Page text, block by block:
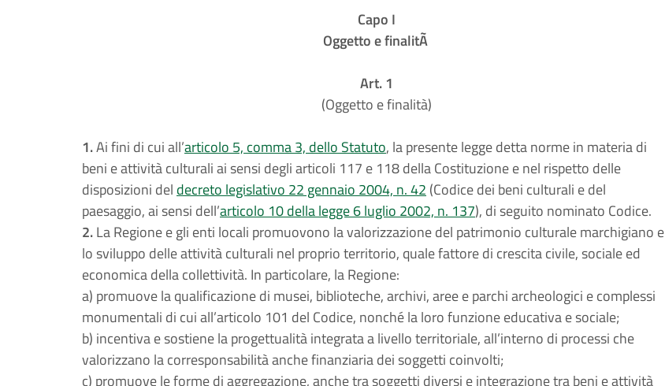
Capo I
Oggetto e finalitÃ
Art. 1
(Oggetto e finalità)
1.Ai fini di cui all’articolo 5, comma 3, dello Statuto, la presente legge detta norme in materia di
beni e attività culturali ai sensi degli articoli 117 e 118 della Costituzione e nel rispetto delle
disposizioni del decreto legislativo 22 gennaio 2004, n. 42 (Codice dei beni culturali e del
paesaggio, ai sensi dell’articolo 10 della legge 6 luglio 2002, n. 137), di seguito nominato Codice.
2.La Regione e gli enti locali promuovono la valorizzazione del patrimonio culturale marchigiano e
lo sviluppo delle attività culturali nel proprio territorio, quale fattore di crescita civile, sociale ed
economica della collettività. In particolare, la Regione:
a) promuove la qualificazione di musei, biblioteche, archivi, aree e parchi archeologici e complessi
monumentali di cui all’articolo 101 del Codice, nonché la loro funzione educativa e sociale;
b) incentiva e sostiene la progettualità integrata a livello territoriale, all’interno di processi che
valorizzano la corresponsabilità anche finanziaria dei soggetti coinvolti;
c) promuove le forme di aggregazione, anche tra soggetti diversi e integrazione tra beni e attività